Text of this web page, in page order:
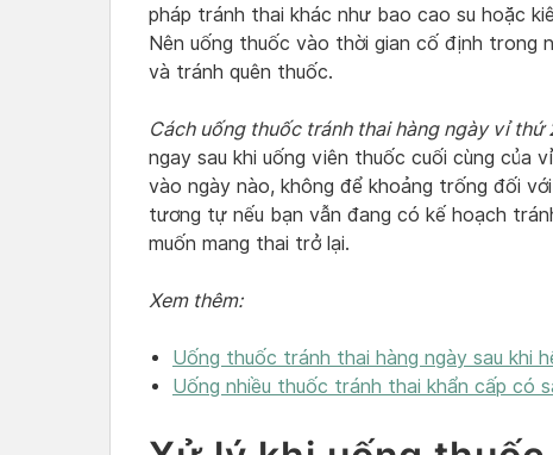
pháp tránh thai khác như bao cao su hoặc
Nên uống thuốc vào thời gian cố định trong
và tránh quên thuốc.
Cách uống thuốc tránh thai hàng ngày vỉ thứ
ngay sau khi uống viên thuốc cuối cùng của
vào ngày nào, không để khoảng trống đối
tương tự nếu bạn vẫn đang có kế hoạch
muốn mang thai trở lại.
Xem thêm:
Uống thuốc tránh thai hàng ngày sau khi
Uống nhiều thuốc tránh thai khẩn cấp có